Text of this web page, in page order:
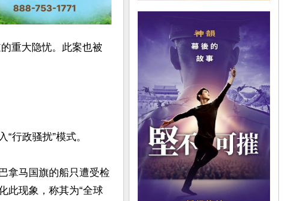
重大隐忧。此案也被
行政骚扰”模式。
拿马国旗的船只遭受检
此现象，称其为“全球